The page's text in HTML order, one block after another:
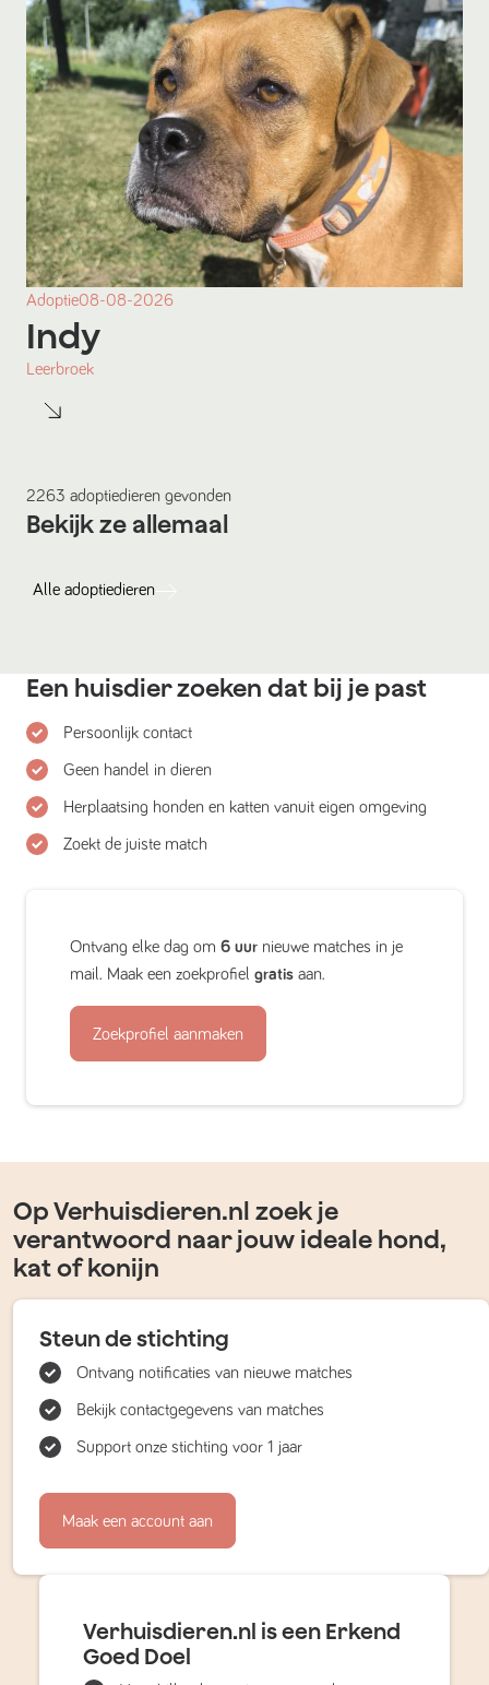
Adoptie08-08-2026
Indy
Leerbroek
2263 adoptiedieren gevonden
Bekijk ze allemaal
Alle adoptiedieren
Een huisdier zoeken dat bij je past
Persoonlijk contact
Geen handel in dieren
Herplaatsing honden en katten vanuit eigen omgeving
Zoekt de juiste match
Ontvang elke dag om 6 uur nieuwe matches in je
mail. Maak een zoekprofiel gratis aan.
Zoekprofiel aanmaken
Op Verhuisdieren.nl zoek je
verantwoord naar jouw ideale hond,
kat of konijn
Steun de stichting
Ontvang notificaties van nieuwe matches
Bekijk contactgegevens van matches
Support onze stichting voor 1 jaar
Maak een account aan
Verhuisdieren.nl is een Erkend
Goed Doel